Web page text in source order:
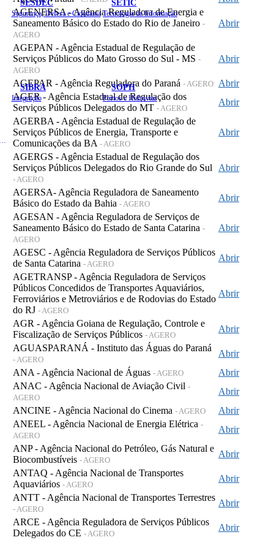
SESDEC
Segurança, Defesa e Cidadania
SETIC
Tecnologia da Informação
SIBRA
Integração
SOPH
Portos e Hidrovias
AGENERSA - Agência Reguladora de Energia e
Saneamento Básico do Estado do Rio de Janeiro -
AGERO
Abrir
AGEPAN - Agência Estadual de Regulação de
Serviços Públicos do Mato Grosso do Sul - MS -
AGERO
Abrir
AGEPAR - Agência Reguladora do Paraná - AGERO Abrir
AGER - Agência Estadual de Regulação dos
Serviços Públicos Delegados do MT - AGERO
Abrir
AGERBA - Agência Estadual de Regulação de
Serviços Públicos de Energia, Transporte e
Comunicações da BA - AGERO
Abrir
AGERGS - Agência Estadual de Regulação dos
Serviços Públicos Delegados do Rio Grande do Sul
- AGERO
Abrir
AGERSA- Agência Reguladora de Saneamento
Básico do Estado da Bahia - AGERO
Abrir
AGESAN - Agência Reguladora de Serviços de
Saneamento Básico do Estado de Santa Catarina -
AGERO
Abrir
AGESC - Agência Reguladora de Serviços Públicos
de Santa Catarina - AGERO
Abrir
AGETRANSP - Agência Reguladora de Serviços
Públicos Concedidos de Transportes Aquaviários,
Ferroviários e Metroviários e de Rodovias do Estado
do RJ - AGERO
Abrir
AGR - Agência Goiana de Regulação, Controle e
Fiscalização de Serviços Públicos - AGERO
Abrir
AGUASPARANÁ - Instituto das Águas do Paraná
- AGERO
Abrir
ANA - Agência Nacional de Águas - AGERO
Abrir
ANAC - Agência Nacional de Aviação Civil -
AGERO
Abrir
ANCINE - Agência Nacional do Cinema - AGERO
Abrir
ANEEL - Agência Nacional de Energia Elétrica -
AGERO
Abrir
ANP - Agência Nacional do Petróleo, Gás Natural e
Biocombustíveis - AGERO
Abrir
ANTAQ - Agência Nacional de Transportes
Aquaviários - AGERO
Abrir
ANTT - Agência Nacional de Transportes Terrestres
- AGERO
Abrir
ARCE - Agência Reguladora de Serviços Públicos
Delegados do CE - AGERO
Abrir